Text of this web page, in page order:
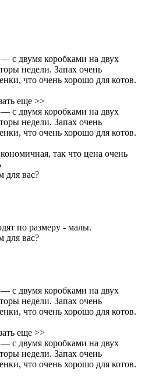
с двумя коробками на двух
недели. Запах очень
что очень хорошо для котов.
еще >>
с двумя коробками на двух
недели. Запах очень
что очень хорошо для котов.
так что цена очень
для вас?
по размеру - малы.
для вас?
с двумя коробками на двух
недели. Запах очень
что очень хорошо для котов.
еще >>
с двумя коробками на двух
недели. Запах очень
что очень хорошо для котов.